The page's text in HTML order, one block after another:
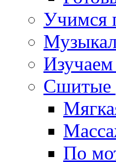
Учимся
Сшитые
По